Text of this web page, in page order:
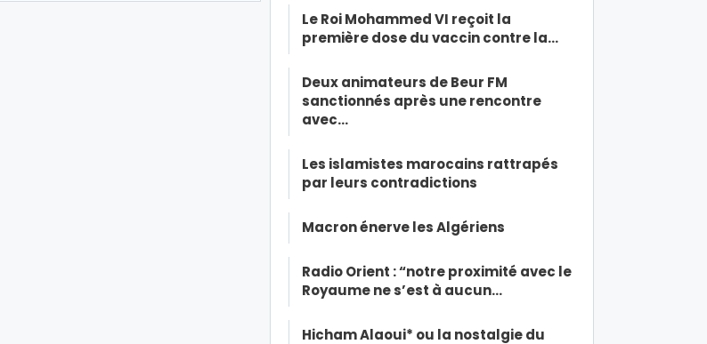
Le Roi Mohammed VI reçoit la
première dose du vaccin contre la…
Deux animateurs de Beur FM
sanctionnés après une rencontre
avec…
Les islamistes marocains rattrapés
par leurs contradictions
Macron énerve les Algériens
Radio Orient : “notre proximité avec le
Royaume ne s’est à aucun…
Hicham Alaoui* ou la nostalgie du